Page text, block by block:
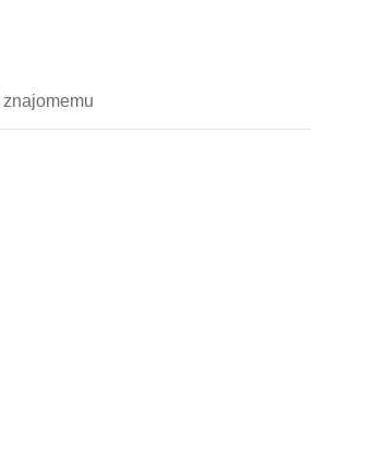
znajomemu